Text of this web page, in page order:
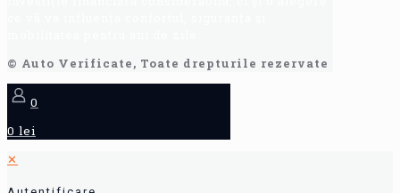
© Auto Verificate, Toate drepturile rezervate
0
0 lei
✕